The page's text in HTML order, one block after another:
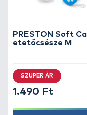
hobbipecások
megbízható,
PRESTON Soft
etetőcsésze M
SZUPER ÁR
1.490 Ft